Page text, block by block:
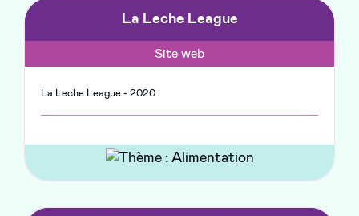
La Leche League
Site web
La Leche League - 2020